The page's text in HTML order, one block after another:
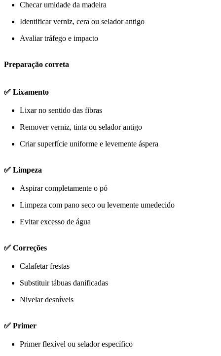
Checar umidade da madeira
Identificar verniz, cera ou selador antigo
Avaliar tráfego e impacto
Preparação correta
✅ Lixamento
Lixar no sentido das fibras
Remover verniz, tinta ou selador antigo
Criar superfície uniforme e levemente áspera
✅ Limpeza
Aspirar completamente o pó
Limpeza com pano seco ou levemente umedecido
Evitar excesso de água
✅ Correções
Calafetar frestas
Substituir tábuas danificadas
Nivelar desníveis
✅ Primer
Primer flexível ou selador específico